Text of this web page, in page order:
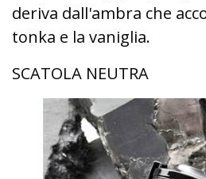
deriva dall'ambra che
tonka e la vaniglia.
SCATOLA NEUTRA